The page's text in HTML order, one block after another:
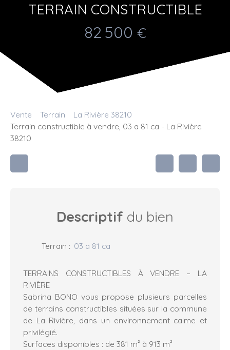
TERRAIN CONSTRUCTIBLE
82 500 €
Vente Terrain
La Rivière 38210
Terrain constructible à vendre, 03 a 81 ca - La Rivière
38210
Descriptif du bien
Terrain : 03 a 81 ca
TERRAINS CONSTRUCTIBLES À VENDRE – LA
RIVIÈRE
Sabrina BONO vous propose plusieurs parcelles
de terrains constructibles situées sur la commune
de La Rivière, dans un environnement calme et
privilégié.
Surfaces disponibles : de 381 m² à 913 m²